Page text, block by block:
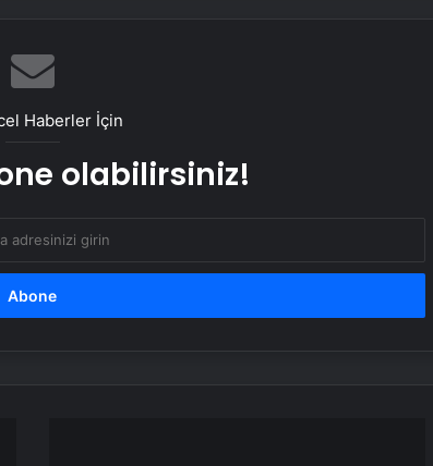
Ambulans uçak dağlık bölgeye
Haberler İçin
olabilirsiniz!